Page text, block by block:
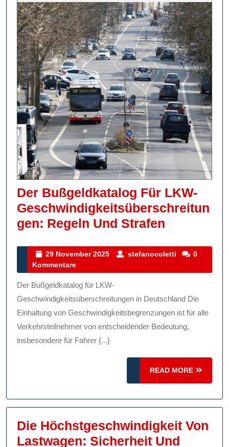
Der Bußgeldkatalog Für LKW-
Geschwindigkeitsüberschreitun
Gen: Regeln Und Strafen
Für
Regeln
Und
Strafen
29 November 2025
29
2025
stefanocoletti stefanocoletti
0
Kommentare
Der Bußgeldkatalog für LKW-
Geschwindigkeitsüberschreitungen in Deutschland Die
Einhaltung von Geschwindigkeitsbegrenzungen ist für alle
Verkehrsteilnehmer von entscheidender Bedeutung,
insbesondere für Fahrer {...}
READ MORE
READ
MORE
Die Höchstgeschwindigkeit Von
Lastwagen: Sicherheit Und